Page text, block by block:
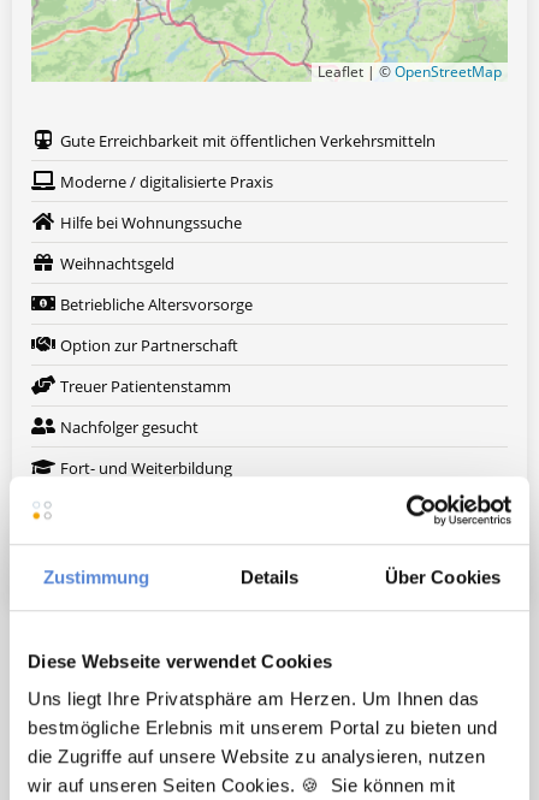
Zustimmung Details Über Cookies
Diese Webseite verwendet Cookies
Uns liegt Ihre Privatsphäre am Herzen. Um Ihnen das
bestmögliche Erlebnis mit unserem Portal zu bieten und
die Zugriffe auf unsere Website zu analysieren, nutzen
wir auf unseren Seiten Cookies. 🍪 Sie können mit
Leaflet | ©OpenStreetMap
Gute Erreichbarkeit mit öffentlichen Verkehrsmitteln
Moderne / digitalisierte Praxis
Hilfe bei Wohnungssuche
Weihnachtsgeld
Betriebliche Altersvorsorge
Option zur Partnerschaft
Treuer Patientenstamm
Nachfolger gesucht
Fort- und Weiterbildung
Weitere attraktive Merkmale
Wunschregion:
Augsburg|Berlin|Düsseldorf| Erlangen| Hamburg| Hannover|
Heidelberg|Krefeld |Lippstadt|Mannheim|Marl|München|
Nürnberg|Ulm|Wuppertal |Würzburg|